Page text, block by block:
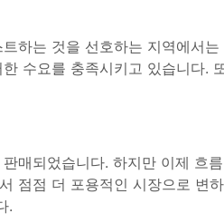
하는 것을 선호하는 지역에서
수요를 충족시키고 있습니다
매되었습니다. 하지만 이제
점점 더 포용적인 시장으로 변
.